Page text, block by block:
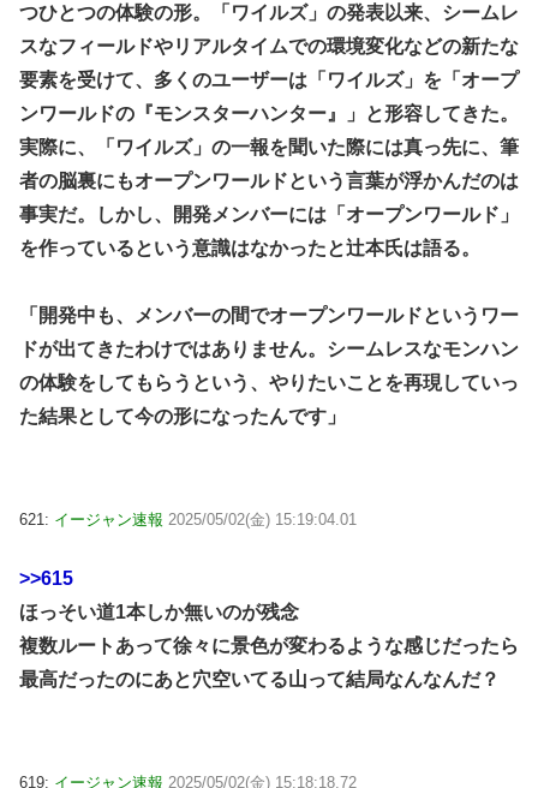
つひとつの体験の形。「ワイルズ」の発表以来、シームレ
スなフィールドやリアルタイムでの環境変化などの新たな
要素を受けて、多くのユーザーは「ワイルズ」を「オープ
ンワールドの『モンスターハンター』」と形容してきた。
実際に、「ワイルズ」の一報を聞いた際には真っ先に、筆
者の脳裏にもオープンワールドという言葉が浮かんだのは
事実だ。しかし、開発メンバーには「オープンワールド」
を作っているという意識はなかったと辻本氏は語る。
「開発中も、メンバーの間でオープンワールドというワー
ドが出てきたわけではありません。シームレスなモンハン
の体験をしてもらうという、やりたいことを再現していっ
た結果として今の形になったんです」
621: イージャン速報 2025/05/02(金) 15:19:04.01
>>615
ほっそい道1本しか無いのが残念
複数ルートあって徐々に景色が変わるような感じだったら
最高だったのにあと穴空いてる山って結局なんなんだ？
619: イージャン速報 2025/05/02(金) 15:18:18.72